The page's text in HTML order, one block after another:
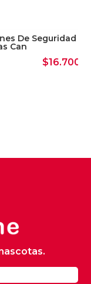
De Seguridad
Can
$16.700